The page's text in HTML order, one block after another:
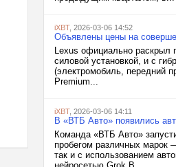
iXBT, 2026-03-06 14:52
Объявлены цены на
Lexus официально раскрыл
силовой установкой, и с
(электромобиль, передний
Premium...
iXBT, 2026-03-06 14:11
В «ВТБ Авто» появились
Команда «ВТБ Авто»
пробегом различных марок
так и с использованием